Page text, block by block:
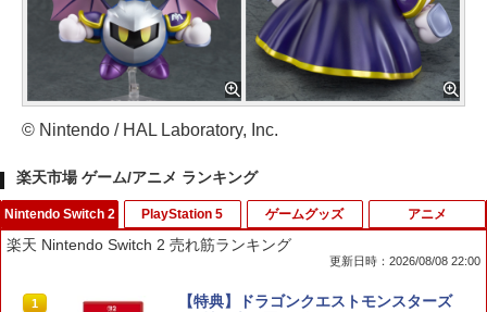
© Nintendo / HAL Laboratory, Inc.
楽天市場 ゲーム/アニメ ランキング
Nintendo Switch 2
楽天 Nintendo Switch 2 売れ筋ランキング
更新日時：2026/08/08 22:00
1
【特典】ドラゴンクエストモンスターズ
PlayStation 5 ゲームグッズ アニメ